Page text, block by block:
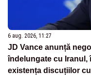
6 aug. 2026, 11:27
JD Vance anunță
îndelungate cu Iranul,
existența discuțiilor